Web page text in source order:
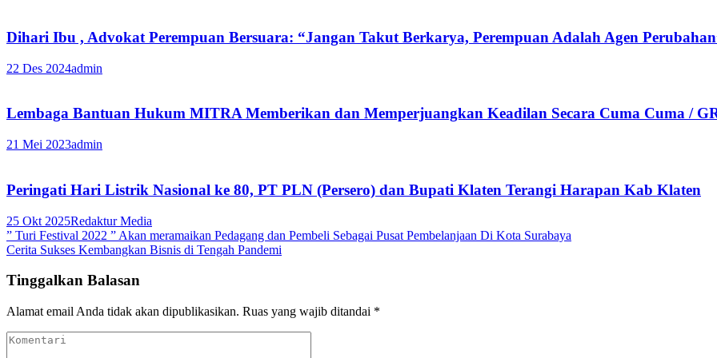
Dihari Ibu , Advokat Perempuan Bersuara: “Jangan Takut Berkarya, Perempuan Adalah Agen
22 Des 2024admin
Lembaga Bantuan Hukum MITRA Memberikan dan Memperjuangkan Keadilan Secara Cuma Cuma /
21 Mei 2023admin
Peringati Hari Listrik Nasional ke 80, PT PLN (Persero) dan Bupati Klaten Terangi Harapan Kab Klaten
25 Okt 2025Redaktur Media
Navigasi
pos
” Turi Festival 2022 ” Akan meramaikan Pedagang dan Pembeli Sebagai Pusat Pembelanjaan Di Kota Surabaya
Cerita Sukses Kembangkan Bisnis di Tengah Pandemi
Tinggalkan Balasan
Alamat email Anda tidak akan dipublikasikan. Ruas yang wajib ditandai *
Komentari